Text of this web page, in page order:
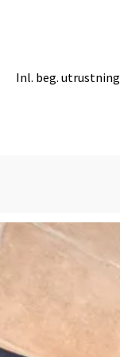
Inl. beg. utrustning